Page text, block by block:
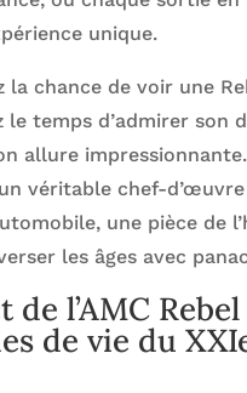
unique.
la chance de voir une
le temps d’admirer son
allure
véritable chef-
une pièce de
les âges avec
de l’AMC
de vie du